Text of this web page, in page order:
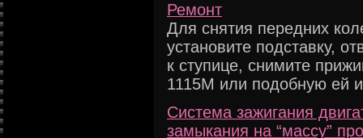
Ремонт
Для снятия передних
установите подставку,
к ступице, снимите
1115М или подобную ей
Система зажигания
замыкания на “массу”